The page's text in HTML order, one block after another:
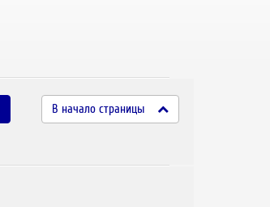
В начало страницы